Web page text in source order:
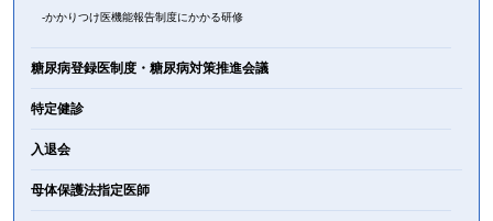
かかりつけ医機能報告制度にかかる研修
糖尿病登録医制度・糖尿病対策推進会議
特定健診
入退会
母体保護法指定医師